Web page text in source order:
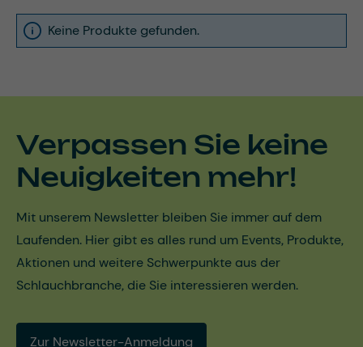
Keine Produkte gefunden.
Verpassen Sie keine
Neuigkeiten mehr!
Mit unserem Newsletter bleiben Sie immer auf dem
Laufenden. Hier gibt es alles rund um Events, Produkte,
Aktionen und weitere Schwerpunkte aus der
Schlauchbranche, die Sie interessieren werden.
Zur Newsletter-Anmeldung